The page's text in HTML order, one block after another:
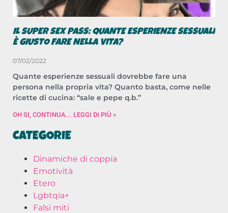
IL SUPER SEX PASS: QUANTE ESPERIENZE SESSUALI
È GIUSTO FARE NELLA VITA?
07/02/2022
Quante esperienze sessuali dovrebbe fare una
persona nella propria vita? Quanto basta, come nelle
ricette di cucina: “sale e pepe q.b.”
OH SI, CONTINUA... LEGGI DI PIÙ »
CATEGORIE
Dinamiche di coppia
Emotività
Etero
Lgbtqia+
Falsi miti